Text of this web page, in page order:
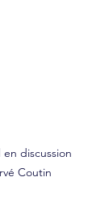
discussion
Coutin